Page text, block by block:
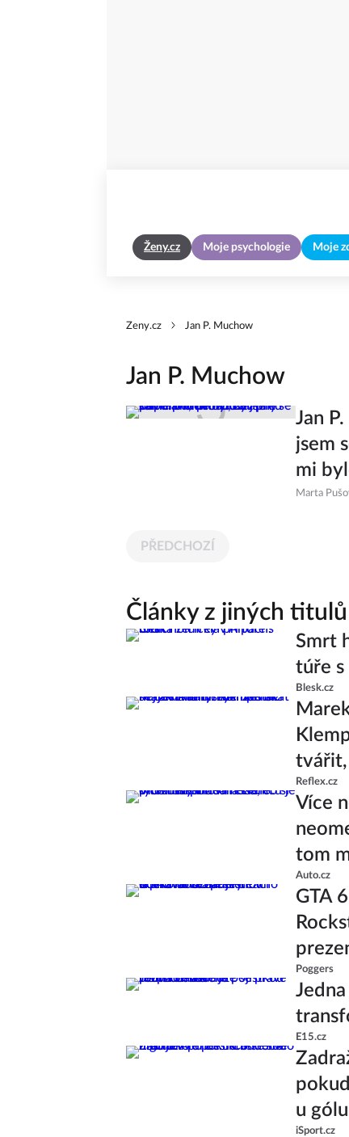
Ženy.cz Moje psychologie Moje
Zeny.cz Jan P. Muchow
Jan P. Muchow
Jan
jsem
mi
Marta
PŘEDCHOZÍ
Články z jiných titulů
Smrt
túře
Blesk.cz
tvářit,
Reflex.cz
Více
tom
Auto.cz
GTA
Poggers
E15.cz
u
iSport.cz